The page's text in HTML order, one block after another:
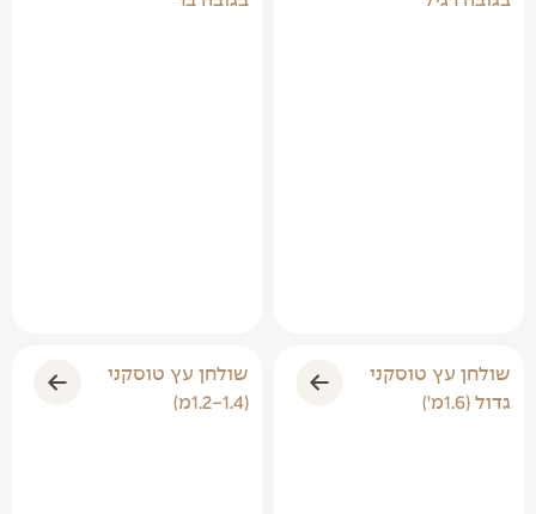
שולחן עץ טוסקני
גדול (1.6מ')
שולחן עץ טוסקני
(1.2-1.4מ)